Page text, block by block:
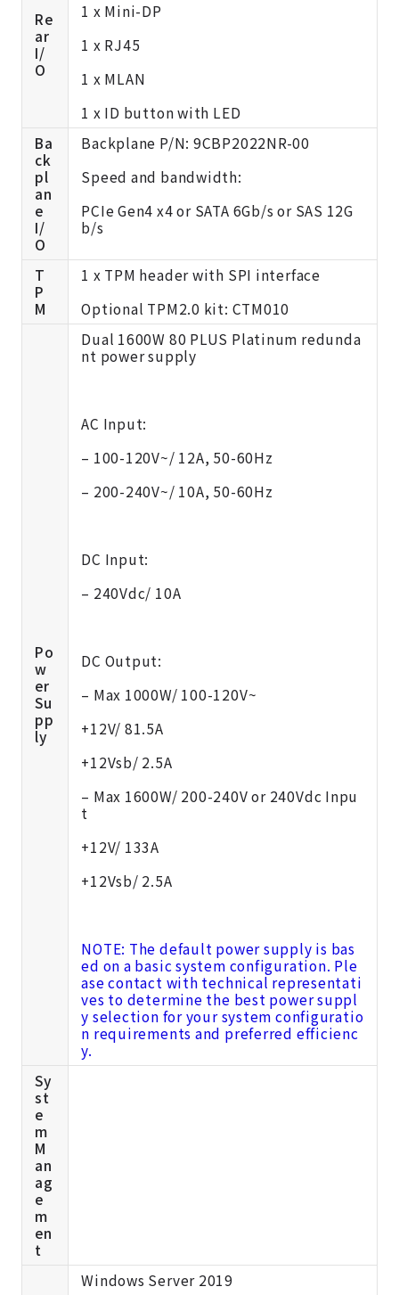
Re
ar
I/
O
1 x Mini-DP
1 x RJ45
1 x MLAN
1 x ID button with LED
Ba
ck
pl
an
e
I/
O
Backplane P/N: 9CBP2022NR-00
Speed and bandwidth:
PCIe Gen4 x4 or SATA 6Gb/s or SAS 12G
b/s
T
P
M
1 x TPM header with SPI interface
Optional TPM2.0 kit: CTM010
Po
w
er
Su
pp
ly
Dual 1600W 80 PLUS Platinum redunda
nt power supply
AC Input:
– 100-120V~/ 12A, 50-60Hz
– 200-240V~/ 10A, 50-60Hz
DC Input:
– 240Vdc/ 10A
DC Output:
– Max 1000W/ 100-120V~
+12V/ 81.5A
+12Vsb/ 2.5A
– Max 1600W/ 200-240V or 240Vdc Inpu
t
+12V/ 133A
+12Vsb/ 2.5A
NOTE: The default power supply is bas
ed on a basic system configuration. Ple
ase contact with technical representati
ves to determine the best power suppl
y selection for your system configuratio
n requirements and preferred efficienc
y.
Sy
st
e
m
M
an
ag
e
m
en
t
Windows Server 2019